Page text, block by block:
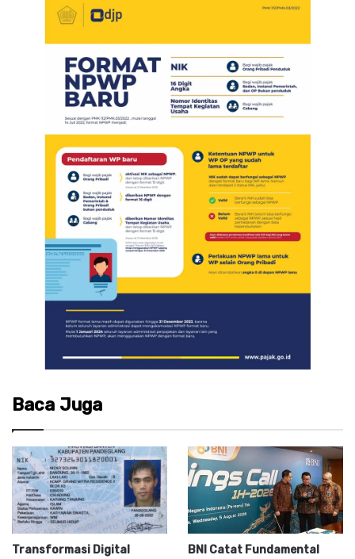
Baca Juga
Transformasi Digital
BNI Catat Fundamental